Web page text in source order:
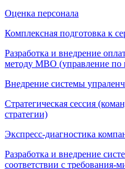
Оценка персонала
Комплексная подготовка к
Разработка и внедрение
методу МВО (управление по
Внедрение системы
Стратегическая сессия
стратегии)
Экспресс-диагностика
Разработка и внедрение
соответствии с требования-